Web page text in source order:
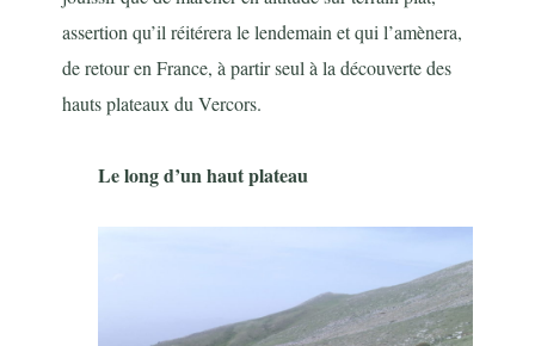
assertion qu’il réitérera le lendemain et qui l’amènera,
de retour en France, à partir seul à la découverte des
hauts plateaux du Vercors.
Le long d’un haut plateau